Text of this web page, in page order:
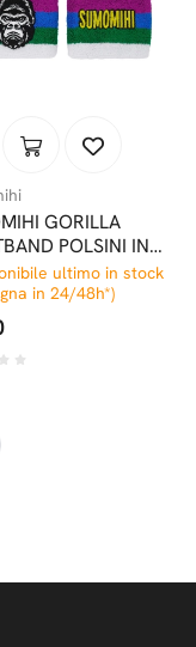
GORILLA
POLSINI IN
ultimo in stock
in 24/48h*)